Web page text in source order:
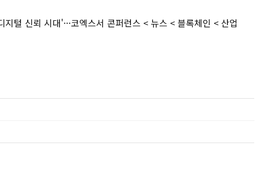
털 신뢰 시대'···코엑스서 콘퍼런스 < 뉴스 < 블록체인 < 산업